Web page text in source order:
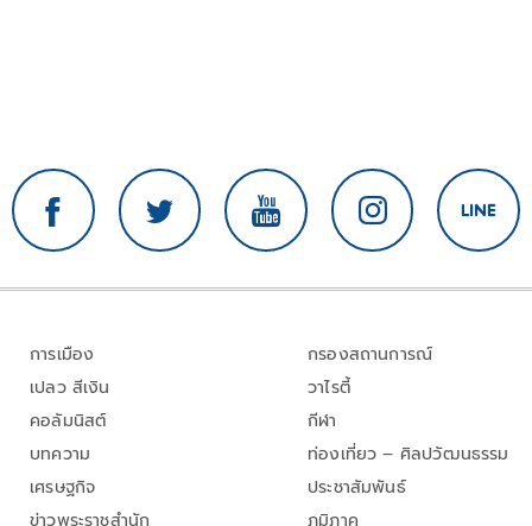
การเมือง
เปลว สีเงิน
คอลัมนิสต์
บทความ
เศรษฐกิจ
ข่าวพระราชสำนัก
กรองสถานการณ์
วาไรตี้
กีฬา
ท่องเที่ยว – ศิลปวัฒนธรรม
ประชาสัมพันธ์
ภูมิภาค